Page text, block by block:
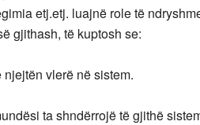
etj.etj. luajnë role të
gjithash, të kuptosh se:
vlerë në sistem.
ta shndërrojë të gjithë